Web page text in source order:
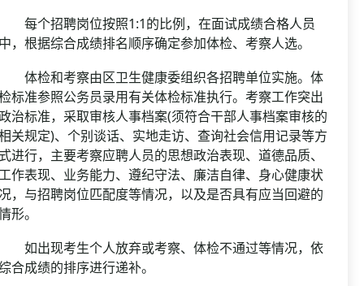
个招聘岗位按照1:1的比例，在面试成绩合格人员
，根据综合成绩排名顺序确定参加体检、考察人选。
检和考察由区卫生健康委组织各招聘单位实施。体
标准参照公务员录用有关体检标准执行。考察工作突出
治标准，采取审核人事档案(须符合干部人事档案审核的
关规定)、个别谈话、实地走访、查询社会信用记录等方
进行，主要考察应聘人员的思想政治表现、道德品质、
作表现、业务能力、遵纪守法、廉洁自律、身心健康状
，与招聘岗位匹配度等情况，以及是否具有应当回避的
形。
出现考生个人放弃或考察、体检不通过等情况，依
合成绩的排序进行递补。